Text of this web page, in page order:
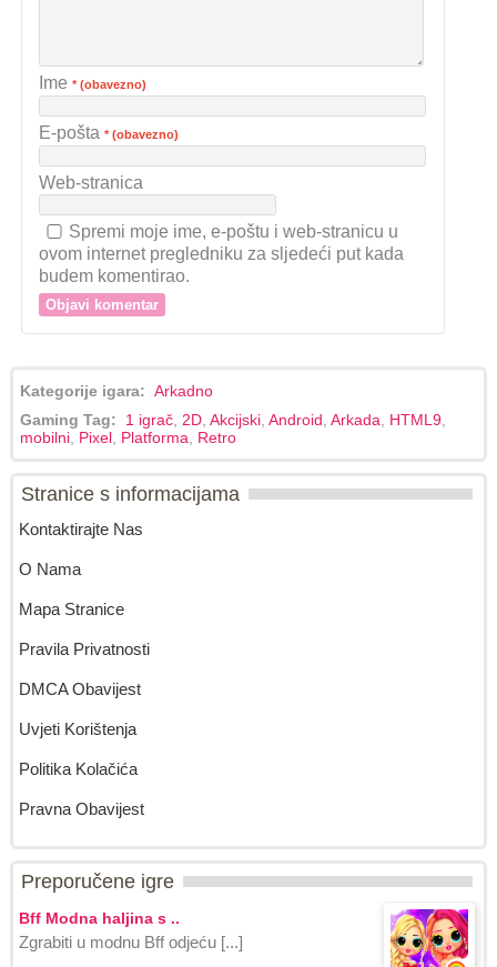
Ime * (obavezno)
E-pošta * (obavezno)
Web-stranica
Spremi moje ime, e-poštu i web-stranicu u
ovom internet pregledniku za sljedeći put kada
budem komentirao.
Kategorije igara: Arkadno
Gaming Tag: 1 igrač, 2D, Akcijski, Android Arkada HTML9,
mobilni, Pixel, Platforma Retro
Stranice s informacijama
Kontaktirajte Nas
O Nama
Mapa Stranice
Pravila Privatnosti
DMCA Obavijest
Uvjeti Korištenja
Politika Kolačića
Pravna Obavijest
Preporučene igre
Bff Modna haljina s ..
Zgrabiti u modnu Bff odjeću [...]